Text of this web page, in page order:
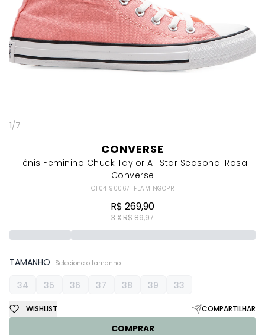
1/7
CONVERSE
Tênis Feminino Chuck Taylor All Star Seasonal Rosa
Converse
CT04190067_FLAMINGOPR
R$ 269,90
3 X R$ 89,97
TAMANHO Selecione o tamanho
34 35 36 37 38 39 33
COMPRAR
WISHLIST COMPARTILHAR